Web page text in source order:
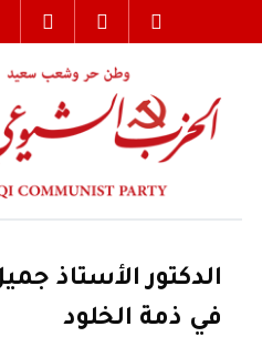
الدكتور الأستاذ
في ذمة الخلود